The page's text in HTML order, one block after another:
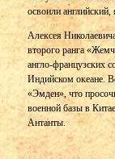
освоили
Алексея
второго ранга
англо-французских
Индийском океане.
«Эмден», что
военной базы в
Антанты.